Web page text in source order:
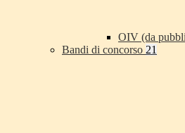
OIV (da
Bandi di concorso 21